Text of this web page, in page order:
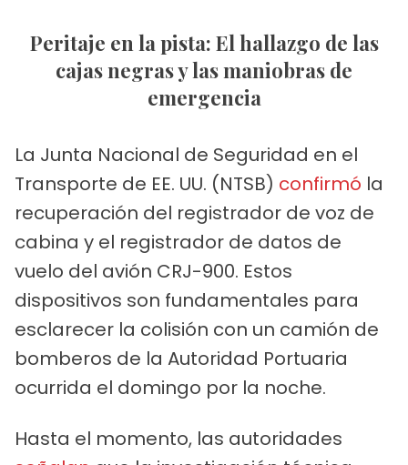
Peritaje en la pista: El hallazgo de las
cajas negras y las maniobras de
emergencia
La Junta Nacional de Seguridad en el
Transporte de EE. UU. (NTSB) confirmó la
recuperación del registrador de voz de
cabina y el registrador de datos de
vuelo del avión CRJ-900. Estos
dispositivos son fundamentales para
esclarecer la colisión con un camión de
bomberos de la Autoridad Portuaria
ocurrida el domingo por la noche.
Hasta el momento, las autoridades